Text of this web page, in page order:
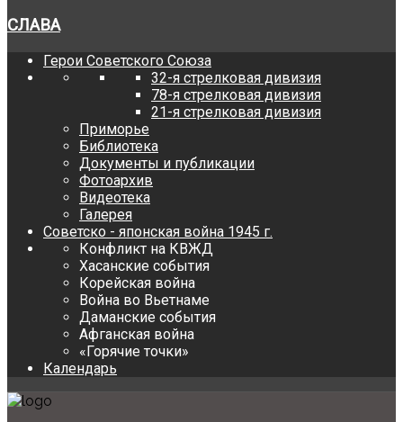
СЛАВА
Герои Советского Союза
32-я стрелковая дивизия
78-я стрелковая дивизия
21-я стрелковая дивизия
Приморье
Библиотека
Документы и публикации
Фотоархив
Видеотека
Галерея
Советско - японская война 1945 г.
Конфликт на КВЖД
Хасанские события
Корейская война
Война во Вьетнаме
Даманские события
Афганская война
«Горячие точки»
Календарь